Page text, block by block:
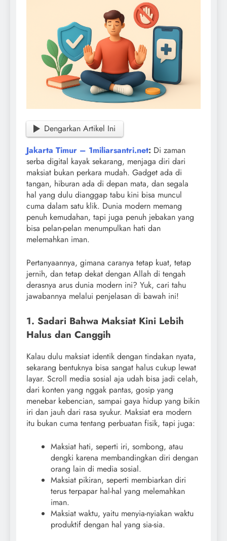
Dengarkan Artikel Ini
Jakarta Timur – 1miliarsantri.net: Di zaman
serba digital kayak sekarang, menjaga diri dari
maksiat bukan perkara mudah. Gadget ada di
tangan, hiburan ada di depan mata, dan segala
hal yang dulu dianggap tabu kini bisa muncul
cuma dalam satu klik. Dunia modern memang
penuh kemudahan, tapi juga penuh jebakan yang
bisa pelan-pelan menumpulkan hati dan
melemahkan iman.
Pertanyaannya, gimana caranya tetap kuat, tetap
jernih, dan tetap dekat dengan Allah di tengah
derasnya arus dunia modern ini? Yuk, cari tahu
jawabannya melalui penjelasan di bawah ini!
1. Sadari Bahwa Maksiat Kini Lebih
Halus dan Canggih
Kalau dulu maksiat identik dengan tindakan nyata,
sekarang bentuknya bisa sangat halus cukup lewat
layar. Scroll media sosial aja udah bisa jadi celah,
dari konten yang nggak pantas, gosip yang
menebar kebencian, sampai gaya hidup yang bikin
iri dan jauh dari rasa syukur. Maksiat era modern
itu bukan cuma tentang perbuatan fisik, tapi juga:
Maksiat hati, seperti iri, sombong, atau
dengki karena membandingkan diri dengan
orang lain di media sosial.
Maksiat pikiran, seperti membiarkan diri
terus terpapar hal-hal yang melemahkan
iman.
Maksiat waktu, yaitu menyia-nyiakan waktu
produktif dengan hal yang sia-sia.